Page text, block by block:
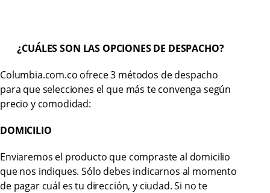
¿CUÁLES SON LAS OPCIONES DE DESPACHO?
Columbia.com.co ofrece 3 métodos de despacho
para que selecciones el que más te convenga según
precio y comodidad:
DOMICILIO
Enviaremos el producto que compraste al domicilio
que nos indiques. Sólo debes indicarnos al momento
de pagar cuál es tu dirección, y ciudad. Si no te